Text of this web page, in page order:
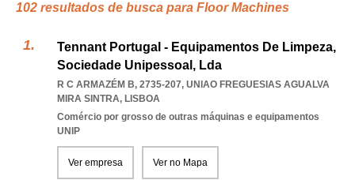
102 resultados de busca para Floor Machines
Tennant Portugal - Equipamentos De Limpeza,
Sociedade Unipessoal, Lda
R C ARMAZÉM B, 2735-207, UNIAO FREGUESIAS AGUALVA
MIRA SINTRA, LISBOA
Comércio por grosso de outras máquinas e equipamentos
UNIP
Ver empresa Ver no Mapa